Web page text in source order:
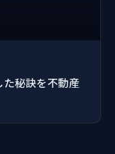
秘訣を不動産